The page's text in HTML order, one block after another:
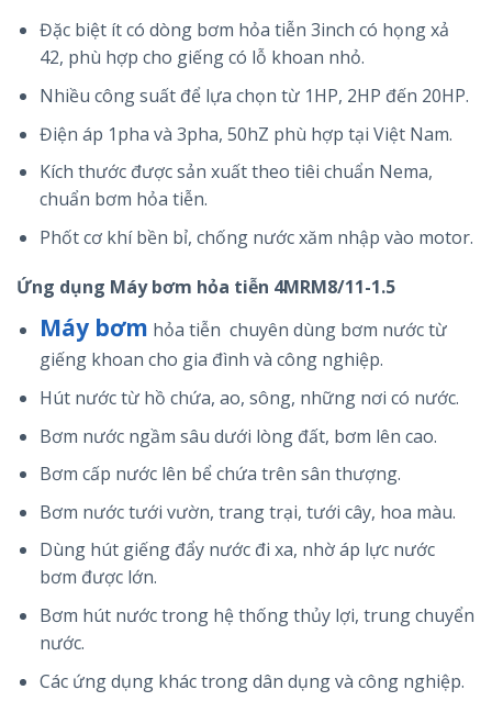
Đặc biệt ít có dòng bơm hỏa tiễn 3inch có họng xả
42, phù hợp cho giếng có lỗ khoan nhỏ.
Nhiều công suất để lựa chọn từ 1HP, 2HP đến 20HP.
Điện áp 1pha và 3pha, 50hZ phù hợp tại Việt Nam.
Kích thước được sản xuất theo tiêi chuẩn Nema,
chuẩn bơm hỏa tiễn.
Phốt cơ khí bền bỉ, chống nước xăm nhập vào motor.
Ứng dụng Máy bơm hỏa tiễn 4MRM8/11-1.5
Máy bơm hỏa tiễn chuyên dùng bơm nước từ
giếng khoan cho gia đình và công nghiệp.
Hút nước từ hồ chứa, ao, sông, những nơi có nước.
Bơm nước ngầm sâu dưới lòng đất, bơm lên cao.
Bơm cấp nước lên bể chứa trên sân thượng.
Bơm nước tưới vườn, trang trại, tưới cây, hoa màu.
Dùng hút giếng đẩy nước đi xa, nhờ áp lực nước
bơm được lớn.
Bơm hút nước trong hệ thống thủy lợi, trung chuyển
nước.
Các ứng dụng khác trong dân dụng và công nghiệp.